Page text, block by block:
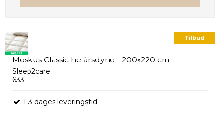
Tilbud
Moskus Classic helårsdyne - 200x220 cm
Sleep2care
633
1-3 dages leveringstid